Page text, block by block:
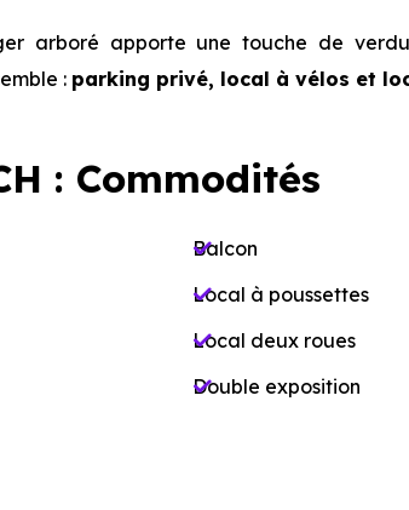
arboré apporte une touche de
: parking privé, local à vélos et
: Commodités
Balcon
Local à poussettes
Local deux roues
Double exposition